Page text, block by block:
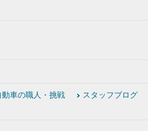
動車の職人・挑戦
スタッフブログ